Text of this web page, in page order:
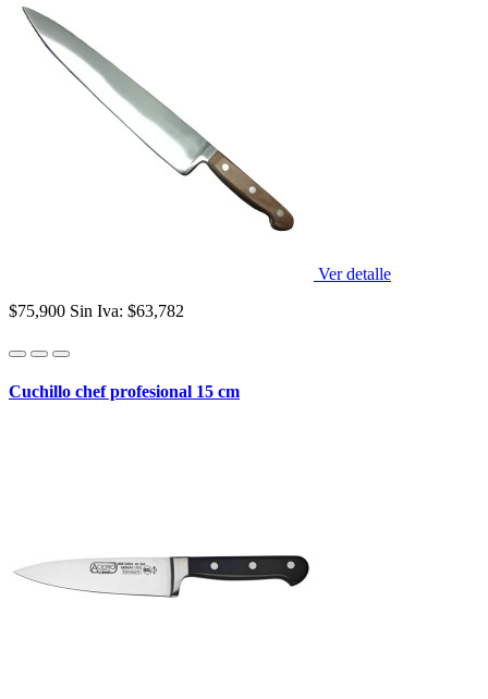
Ver detalle
$75,900 Sin Iva: $63,782
Cuchillo chef profesional 15 cm